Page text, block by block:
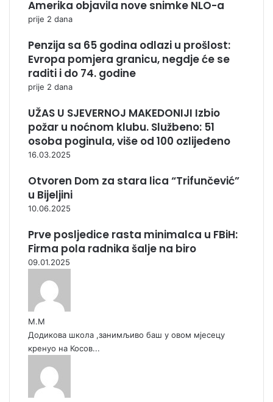
Amerika objavila nove snimke NLO-a
prije 2 dana
Penzija sa 65 godina odlazi u prošlost:
Evropa pomjera granicu, negdje će se
raditi i do 74. godine
prije 2 dana
UŽAS U SJEVERNOJ MAKEDONIJI Izbio
požar u noćnom klubu. Službeno: 51
osoba poginula, više od 100 ozlijeđeno
16.03.2025
Otvoren Dom za stara lica “Trifunčević”
u Bijeljini
10.06.2025
Prve posljedice rasta minimalca u FBiH:
Firma pola radnika šalje na biro
09.01.2025
М.М
Додикова школа ,занимљиво баш у овом мјесецу
кренуо на Косов...